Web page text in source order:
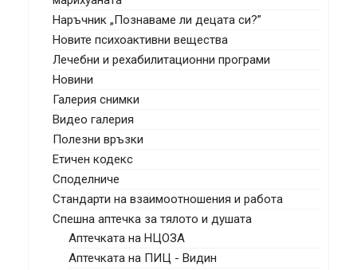
Наръчник „Познаваме ли децата си?”
Новите психоактивни вещества
Лечебни и рехабилитационни програми
Новини
Галерия снимки
Видео галерия
Полезни връзки
Етичен кодекс
Споделниче
Стандарти на взаимоотношения и работа
Спешна аптечка за тялото и душата
Аптечката на НЦОЗА
Аптечката на ПИЦ - Видин